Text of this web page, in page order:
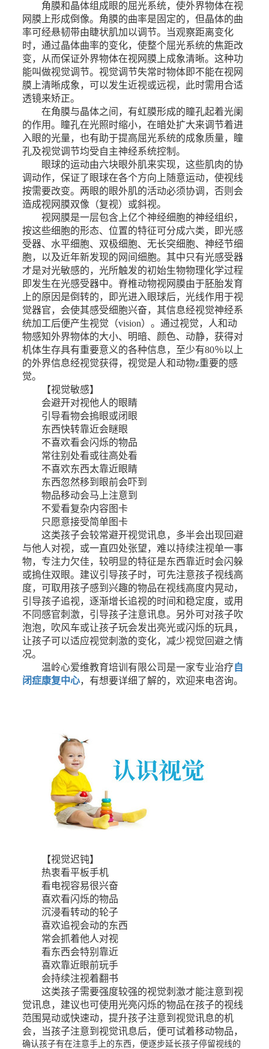
角膜和晶体组成眼的屈光系统，使外界物体在视
网膜上形成倒像。角膜的曲率是固定的，但晶体的曲
率可经悬韧带由睫状肌加以调节。当观察距离变化
时，通过晶体曲率的变化，使整个屈光系统的焦距改
变，从而保证外界物体在视网膜上成象清晰。这种功
能叫做视觉调节。视觉调节失常时物体即不能在视网
膜上清晰成象，可以发生近视或远视，此时需用合适
透镜来矫正。
在角膜与晶体之间，有虹膜形成的瞳孔起着光阑
的作用。瞳孔在光照时缩小，在暗处扩大来调节着进
入眼的光量，也有助于提高屈光系统的成象质量，瞳
孔及视觉调节均受自主神经系统控制。
眼球的运动由六块眼外肌来实现，这些肌肉的协
调动作，保证了眼球在各个方向上随意运动，使视线
按需要改变。两眼的眼外肌的活动必须协调，否则会
造成视网膜双像（复视）或斜视。
视网膜是一层包含上亿个神经细胞的神经组织，
按这些细胞的形态、位置的特征可分成六类，即光感
受器、水平细胞、双极细胞、无长突细胞、神经节细
胞，以及近年新发现的网间细胞。其中只有光感受器
才是对光敏感的，光所触发的初始生物物理化学过程
即发生在光感受器中。脊椎动物视网膜由于胚胎发育
上的原因是倒转的，即光进入眼球后，光线作用于视
觉器官，会使其感受细胞兴奋，其信息经视觉神经系
统加工后便产生视觉（vision）。通过视觉，人和动
物感知外界物体的大小、明暗、颜色、动静，获得对
机体生存具有重要意义的各种信息，至少有80％以上
的外界信息经视觉获得，视觉是人和动物z重要的感
觉。
【视觉敏感】
会避开对视他人的眼睛
引导看物会摀眼或闭眼
东西快转靠近会瞇眼
不喜欢看会闪烁的物品
常往别处看或往高处看
不喜欢东西太靠近眼睛
东西忽然移到眼前会吓到
物品移动会马上注意到
不爱看复杂内容图卡
只愿意接受简单图卡
这类孩子会较常避开视觉讯息，多半会出现回避
与他人对视，或一直四处张望，难以持续注视单一事
物，专注力欠佳，较明显的特征是东西靠近时会闪躲
或摀住双眼。建议引导孩子时，可先注意孩子视线高
度，可取用孩子感到兴趣的物品在视线高度内晃动，
引导孩子追视，逐渐增长追视的时间和稳定度，或用
不同感官刺激，引导孩子注意讯息。另外可对孩子吹
泡泡，吹风车或让孩子玩会发出亮光或闪烁的玩具，
让孩子可以适应视觉刺激的变化，减少视觉回避之情
况。
温岭心爱维教育培训有限公司是一家专业治疗自
闭症康复中心，有想要详细了解的，欢迎来电咨询。
【视觉迟钝】
热衷看平板手机
看电视容易很兴奋
喜欢看闪烁的物品
沉浸看转动的轮子
喜欢追视会动的东西
常会抓着他人对视
看东西会特别靠近
喜欢靠近眼前玩手
会持续注视着翻书
这类孩子需要强度较强的视觉刺激才能注意到视
觉讯息，建议也可使用光亮闪烁的物品在孩子的视线
范围晃动或快速动，提升孩子注意到视觉讯息的机
会，当孩子注意到视觉讯息后，便可试着移动物品，
确认孩子有在注意手上的东西，便逐步延长孩子停留视线的